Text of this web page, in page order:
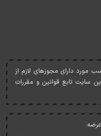
مورد دارای مجوزهای لازم از
سايت تابع قوانين و مقررات